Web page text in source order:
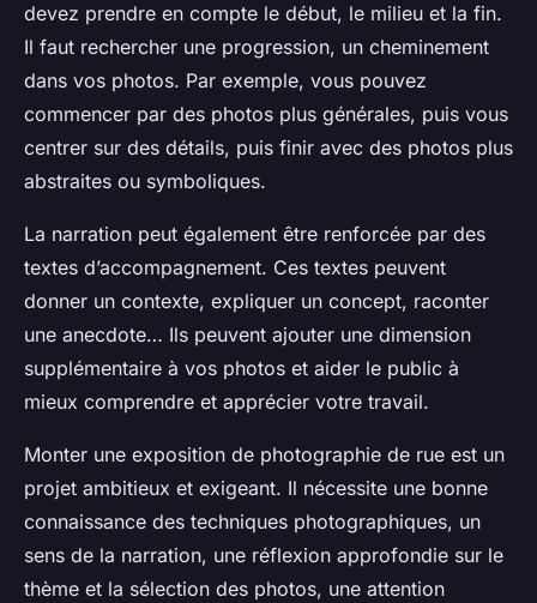
devez prendre en compte le début, le milieu et la fin.
Il faut rechercher une progression, un cheminement
dans vos photos. Par exemple, vous pouvez
commencer par des photos plus générales, puis vous
centrer sur des détails, puis finir avec des photos plus
abstraites ou symboliques.
La narration peut également être renforcée par des
textes d’accompagnement. Ces textes peuvent
donner un contexte, expliquer un concept, raconter
une anecdote… Ils peuvent ajouter une dimension
supplémentaire à vos photos et aider le public à
mieux comprendre et apprécier votre travail.
Monter une exposition de photographie de rue est un
projet ambitieux et exigeant. Il nécessite une bonne
connaissance des techniques photographiques, un
sens de la narration, une réflexion approfondie sur le
thème et la sélection des photos, une attention